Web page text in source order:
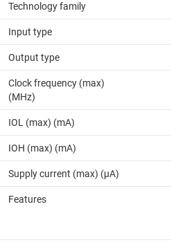
Technology family
Input type
Output type
Clock frequency (max)
(MHz)
IOL (max) (mA)
IOH (max) (mA)
Supply current (max) (µA)
Features